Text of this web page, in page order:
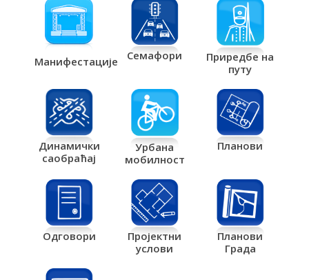
Манифестације Семафори
Приредбе на
путу
Динамички
саобраћај
Урбана
мобилност
Планови
Одговори
Пројектни
услови
Планови
Града